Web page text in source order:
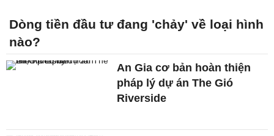
Dòng tiền đầu tư đang 'chảy' về loại hình
nào?
An Gia cơ bản hoàn thiện
pháp lý dự án The Gió
Riverside